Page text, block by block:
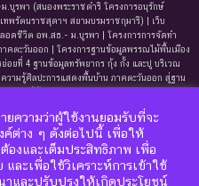
บูรพา (สนองพระราชดำริ โครงการอนุรักษ์
พรัตนราชสุดาฯ สยามบรมราชกุมารี) | เว็บ
อดชีวิต อพ.สธ.- ม.บูรพา | โครงการการจัดทํา
คตะวันออก | โครงการฐานข้อมูลพรรณไม้พื้นเมือง
ยที่ 4 ฐานข้อมูลทรัพยากร กุ้ง กั้ง และปู บริเวณ
วามรู้ศิลปะการแสดงพื้นบ้าน ภาคตะวันออก สู่ฐาน
ออก | ฐานข้อมูลมดในเขตภาคตะวันออกของ
ของประเทศไทย | ฐานข้อมูลทรัพยากรหญ้าทะเล
กรแพลงก์ตอนทะเลและสาหร่ายทะเลบริเวณ
อันดับฐาน Mygalomorphae ในเขตภาคตะวันออก
รู้ระบบนิเวศหาดทรายและหาดหินบริเวณชายหาด
นข้อมูลและการพัฒนาหลักสูตรการเรียนรู้ด้าน
ความว่าผู้ใช้งานยอมรับที่จะ
ค์ต่าง ๆ ดังต่อไปนี้ เพื่อให้
องและเต็มประสิทธิภาพ เพื่อ
ละเพื่อใช้วิเคราะห์การเข้าใช้
และปรับปรุงให้เกิดประโยชน์